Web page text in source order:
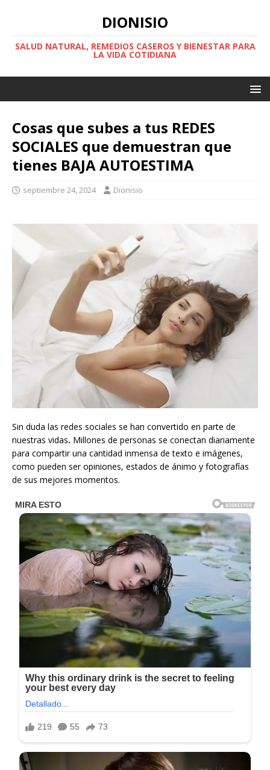
DIONISIO
SALUD NATURAL, REMEDIOS CASEROS Y BIENESTAR PARA
LA VIDA COTIDIANA
Cosas que subes a tus REDES
SOCIALES que demuestran que
tienes BAJA AUTOESTIMA
septiembre 24, 2024 Dionisio
Sin duda las redes sociales se han convertido en parte de
nuestras vidas. Millones de personas se conectan diariamente
para compartir una cantidad inmensa de texto e imágenes,
como pueden ser opiniones, estados de ánimo y fotografías
de sus mejores momentos.